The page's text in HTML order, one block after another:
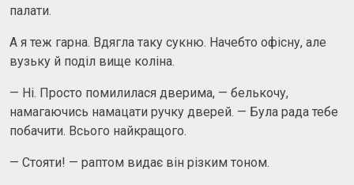
палати.
А я теж гарна. Вдягла таку сукню. Начебто офісну, але
вузьку й поділ вище коліна.
— Ні. Просто помилилася дверима, — белькочу,
намагаючись намацати ручку дверей. — Була рада тебе
побачити. Всього найкращого.
— Стояти! — раптом видає він різким тоном.